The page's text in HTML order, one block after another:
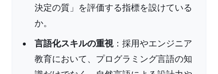
決定の質」を評価する指標を設けている
か。
言語化スキルの重視：採用やエンジニア
教育において、プログラミング言語の知